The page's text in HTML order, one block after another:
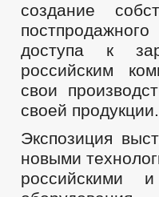
создание
доступа к
российским
свои
своей продукции.
Экспозиция
новыми
российскими